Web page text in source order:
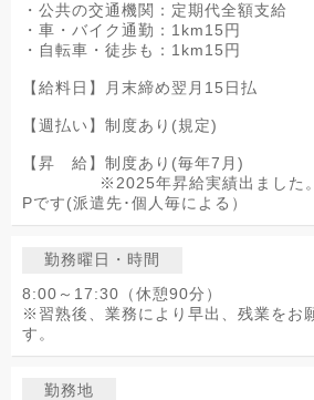
・公共の交通機関：定期代全額支給
・車・バイク通勤：1km15円
・自転車・徒歩も：1km15円
【給料日】月末締め翌月15日払
【週払い】制度あり(規定)
【昇 給】制度あり(毎年7月)
※2025年昇給実績出ました。
Pです(派遣先･個人毎による）
勤務曜日・時間
8:00～17:30（休憩90分）
※習熟後、業務により早出、残業をお
す。
勤務地